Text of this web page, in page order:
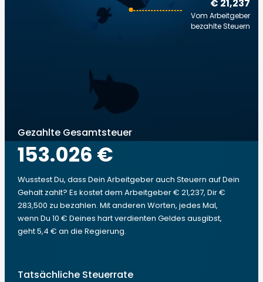
€ 21,237
Vom Arbeitgeber
bezahlte Steuern
Gezahlte Gesamtsteuer
153.026 €
Wusstest Du, dass Dein Arbeitgeber auch Steuern auf Dein
Gehalt zahlt? Es kostet dem Arbeitgeber € 21,237, Dir €
283,500 zu bezahlen. Mit anderen Worten, jedes Mal,
wenn Du 10 € Deines hart verdienten Geldes ausgibst,
geht 5,4 € an die Regierung.
Tatsächliche Steuerrate